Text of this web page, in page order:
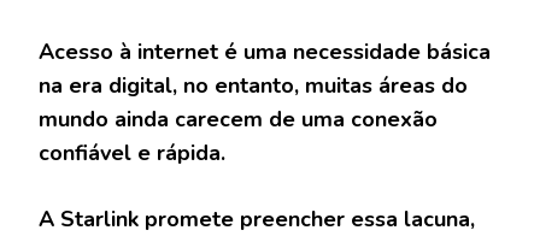
Acesso à internet é uma necessidade básica
na era digital, no entanto, muitas áreas do
mundo ainda carecem de uma conexão
confiável e rápida.
A Starlink promete preencher essa lacuna,